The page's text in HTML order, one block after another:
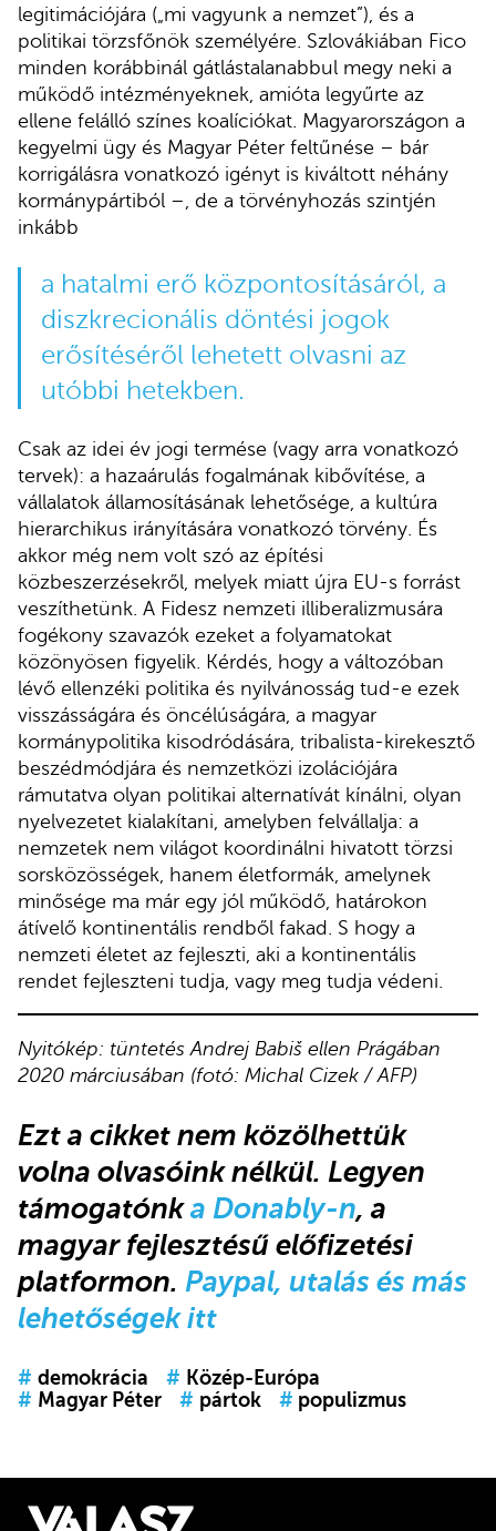
legitimációjára („mi vagyunk a nemzet”), és a
politikai törzsfőnök személyére. Szlovákiában Fico
minden korábbinál gátlástalanabbul megy neki a
működő intézményeknek, amióta legyűrte az
ellene felálló színes koalíciókat. Magyarországon a
kegyelmi ügy és Magyar Péter feltűnése – bár
korrigálásra vonatkozó igényt is kiváltott néhány
kormánypártiból –, de a törvényhozás szintjén
inkább
a hatalmi erő központosításáról, a
diszkrecionális döntési jogok
erősítéséről lehetett olvasni az
utóbbi hetekben.
Csak az idei év jogi termése (vagy arra vonatkozó
tervek): a hazaárulás fogalmának kibővítése, a
vállalatok államosításának lehetősége, a kultúra
hierarchikus irányítására vonatkozó törvény. És
akkor még nem volt szó az építési
közbeszerzésekről, melyek miatt újra EU-s forrást
veszíthetünk. A Fidesz nemzeti illiberalizmusára
fogékony szavazók ezeket a folyamatokat
közönyösen figyelik. Kérdés, hogy a változóban
lévő ellenzéki politika és nyilvánosság tud-e ezek
visszásságára és öncélúságára, a magyar
kormánypolitika kisodródására, tribalista-kirekesztő
beszédmódjára és nemzetközi izolációjára
rámutatva olyan politikai alternatívát kínálni, olyan
nyelvezetet kialakítani, amelyben felvállalja: a
nemzetek nem világot koordinálni hivatott törzsi
sorsközösségek, hanem életformák, amelynek
minősége ma már egy jól működő, határokon
átívelő kontinentális rendből fakad. S hogy a
nemzeti életet az fejleszti, aki a kontinentális
rendet fejleszteni tudja, vagy meg tudja védeni.
Nyitókép: tüntetés Andrej Babiš ellen Prágában
2020 márciusában (fotó: Michal Cizek / AFP)
Ezt a cikket nem közölhettük
volna olvasóink nélkül. Legyen
támogatónka Donably-n, a
magyar fejlesztésű előfizetési
platformon. Paypal, utalás és más
lehetőségek itt
# demokrácia # Közép-Európa
# Magyar Péter # pártok # populizmus